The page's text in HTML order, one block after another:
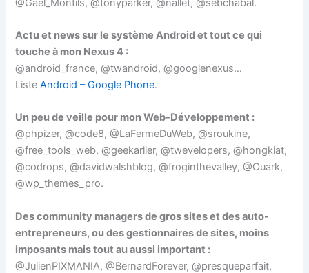
@Gael_Monfils, @tonyparker, @nallet, @sebchabal.
Actu et news sur le système Android et tout ce qui
touche à mon Nexus 4 :
@android_france, @twandroid, @googlenexus…
ListeAndroid – Google Phone.
Un peu de veille pour mon Web-Développement :
@phpizer, @code8, @LaFermeDuWeb, @sroukine,
@free_tools_web, @geekarlier, @twevelopers, @hongkiat,
@codrops, @davidwalshblog, @froginthevalley, @Ouark,
@wp_themes_pro.
Des community managers de gros sites et des auto-
entrepreneurs, ou des gestionnaires de sites, moins
imposants mais tout au aussi important :
@JulienPIXMANIA, @BernardForever, @presqueparfait,